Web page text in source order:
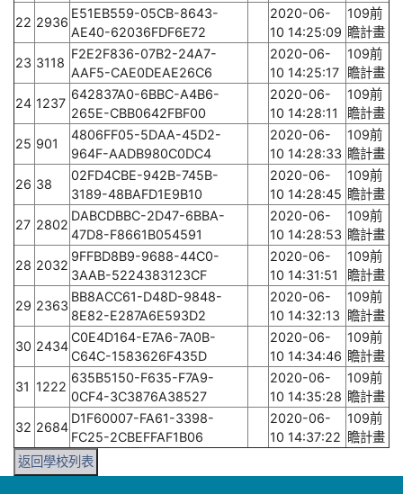
22 2936
E51EB559-05CB-8643-
AE40-62036FDF6E72
2020-06-
10 14:25:09
109前
瞻計畫
23 3118
F2E2F836-07B2-24A7-
AAF5-CAE0DEAE26C6
2020-06-
10 14:25:17
109前
瞻計畫
24 1237
642837A0-6BBC-A4B6-
265E-CBB0642FBF00
2020-06-
10 14:28:11
109前
瞻計畫
25 901
4806FF05-5DAA-45D2-
964F-AADB980C0DC4
2020-06-
10 14:28:33
109前
瞻計畫
26 38
02FD4CBE-942B-745B-
3189-48BAFD1E9B10
2020-06-
10 14:28:45
109前
瞻計畫
27 2802
DABCDBBC-2D47-6BBA-
47D8-F8661B054591
2020-06-
10 14:28:53
109前
瞻計畫
28 2032
9FFBD8B9-9688-44C0-
3AAB-5224383123CF
2020-06-
10 14:31:51
109前
瞻計畫
29 2363
BB8ACC61-D48D-9848-
8E82-E287A6E593D2
2020-06-
10 14:32:13
109前
瞻計畫
30 2434
C0E4D164-E7A6-7A0B-
C64C-1583626F435D
2020-06-
10 14:34:46
109前
瞻計畫
31 1222
635B5150-F635-F7A9-
0CF4-3C3876A38527
2020-06-
10 14:35:28
109前
瞻計畫
32 2684
D1F60007-FA61-3398-
FC25-2CBEFFAF1B06
2020-06-
10 14:37:22
109前
瞻計畫
返回學校列表